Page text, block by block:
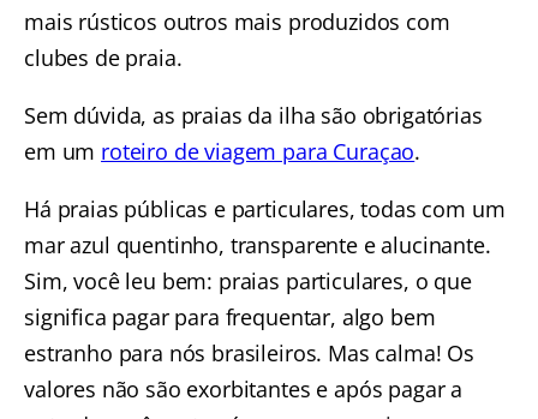
mais rústicos outros mais produzidos com
clubes de praia.
Sem dúvida, as praias da ilha são obrigatórias
em um roteiro de viagem para Curaçao.
Há praias públicas e particulares, todas com um
mar azul quentinho, transparente e alucinante.
Sim, você leu bem: praias particulares, o que
significa pagar para frequentar, algo bem
estranho para nós brasileiros. Mas calma! Os
valores não são exorbitantes e após pagar a